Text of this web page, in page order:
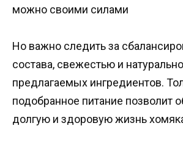
можно своими силами
Но важно следить за
состава, свежестью и
предлагаемых ингредиентов.
подобранное питание позволит
долгую и здоровую жизнь